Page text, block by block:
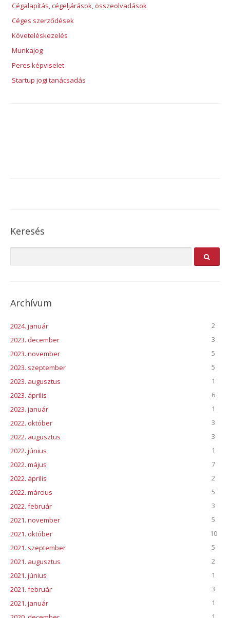
Cégalapítás, cégeljárások, összeolvadások
Céges szerződések
Követeléskezelés
Munkajog
Peres képviselet
Startup jogi tanácsadás
Keresés
Archívum
2024. január
2
2023. december
3
2023. november
5
2023. szeptember
5
2023. augusztus
1
2023. április
6
2023. január
1
2022. október
3
2022. augusztus
3
2022. június
1
2022. május
7
2022. április
2
2022. március
5
2022. február
3
2021. november
5
2021. október
10
2021. szeptember
5
2021. augusztus
2
2021. június
1
2021. február
3
2021. január
1